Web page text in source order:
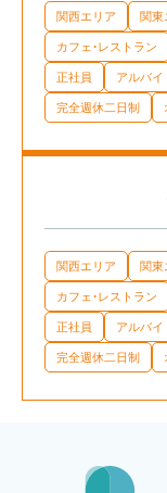
関西エリア 関東
カフェ・レストラン
正社員 アルバイ
完全週休二日制
関西エリア 関東
カフェ・レストラン
正社員 アルバイ
完全週休二日制